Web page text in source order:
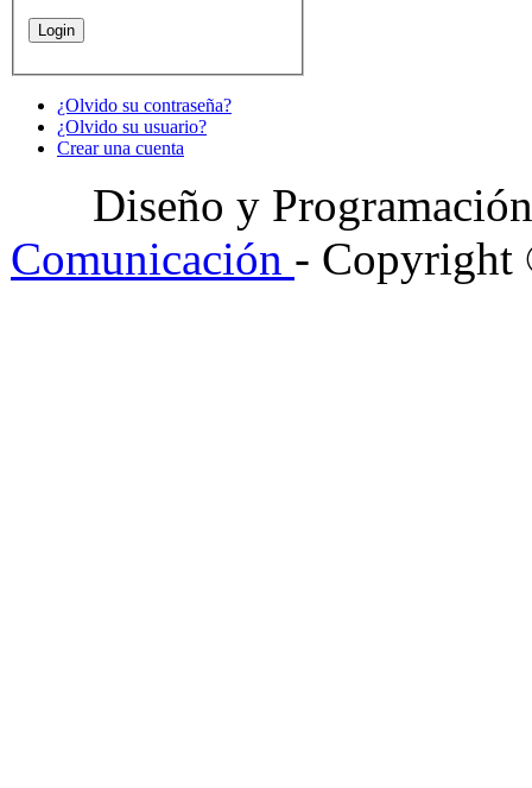
¿Olvido su contraseña?
¿Olvido su usuario?
Crear una cuenta
Diseño y
Comunicación - Copyright